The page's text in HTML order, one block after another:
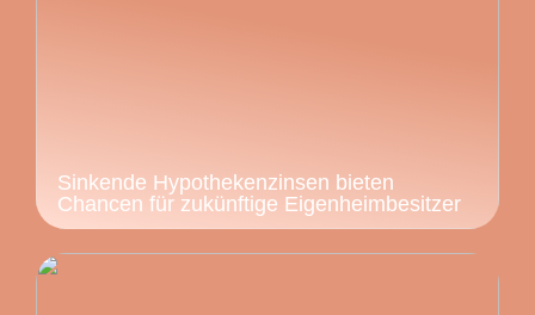
Sinkende Hypothekenzinsen bieten
Chancen für zukünftige Eigenheimbesitzer